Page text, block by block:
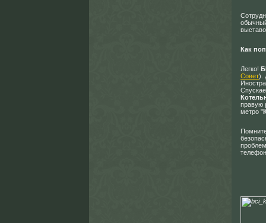
Как
Легко!
Совет).
правую
метро "